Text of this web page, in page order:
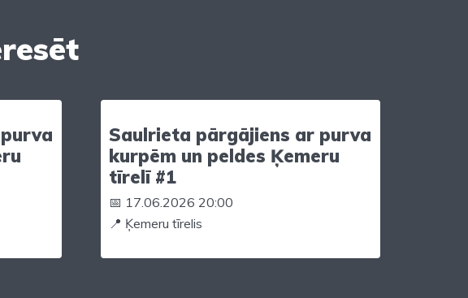
Saulrieta pārgājiens ar purva
kurpēm un peldes Ķemeru
tīrelī #1
📅 17.06.2026 20:00
📍 Ķemeru tīrelis